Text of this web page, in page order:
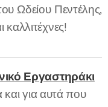
Ωδείου Πεντέλης,
Εργαστηράκι
για αυτά που